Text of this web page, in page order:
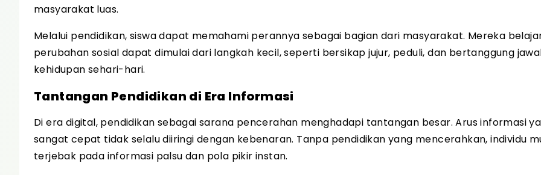
masyarakat luas.
Melalui pendidikan, siswa dapat memahami perannya sebagai bagian dari masyarakat. Mereka
perubahan sosial dapat dimulai dari langkah kecil, seperti bersikap jujur, peduli, dan bertanggung
kehidupan sehari-hari.
Tantangan Pendidikan di Era Informasi
Di era digital, pendidikan sebagai sarana pencerahan menghadapi tantangan besar. Arus informasi
sangat cepat tidak selalu diiringi dengan kebenaran. Tanpa pendidikan yang mencerahkan, individu
terjebak pada informasi palsu dan pola pikir instan.